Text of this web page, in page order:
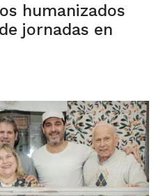
humanizados
jornadas en